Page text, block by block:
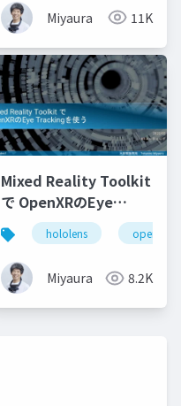
Miyaura 11K
mixed reality snapdragon
Mixed Reality Toolkit
で OpenXRのEye
Trackingを使う
hololens openxr
Miyaura 8.2K